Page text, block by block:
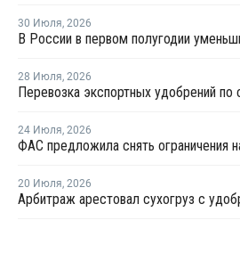
30 Июля, 2026
28 Июля, 2026
24 Июля, 2026
20 Июля, 2026